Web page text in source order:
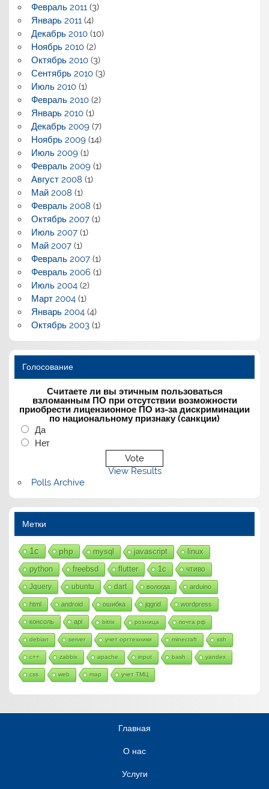
Февраль 2011(3)
Январь 2011(4)
Декабрь 2010(10)
Ноябрь 2010(2)
Октябрь 2010(3)
Сентябрь 2010(3)
Июль 2010(1)
Февраль 2010(2)
Январь 2010(1)
Декабрь 2009(7)
Ноябрь 2009(14)
Июль 2009(1)
Февраль 2009(1)
Август 2008 (1)
Май 2008 (1)
Февраль 2008 (1)
Октябрь 2007(1)
Июль 2007(1)
Май 2007(1)
Февраль 2007(1)
Февраль 2006(1)
Июль 2004(2)
Март 2004(1)
Январь 2004(4)
Октябрь 2003(1)
Голосование
Считаете ли вы этичным пользоваться
взломанным ПО при отсутствии возможности
приобрести лицензионное ПО из-за дискриминации
по национальному признаку (санкции)
Да
Нет
View Results
Polls Archive
Метки
1с php mysql javascript linux
python freebsd flutter 1c чтиво
Jquery ubuntu dart вологда arduino
html android ошибка jqgrid wordpress
консоль api bitrix розница почта рф
debian server учет оргтехники minecraft ssh
c++ zabbix apache input bash yandex
css web map учет ТМЦ
Главная
О нас
Услуги